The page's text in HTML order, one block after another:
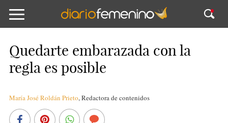
Quedarte embarazada con la
regla es posible
María José Roldán Prieto,Redactora de contenidos